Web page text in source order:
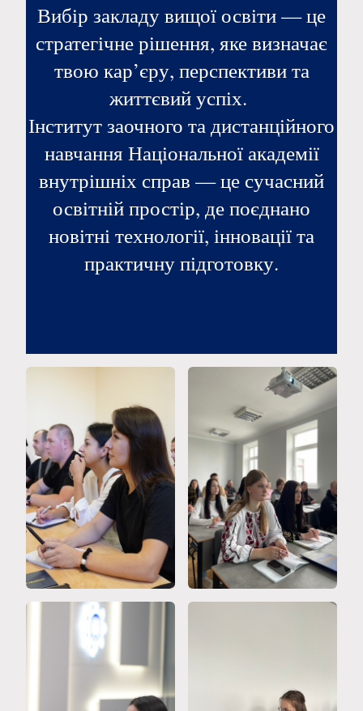
Вибір закладу вищої освіти — це
стратегічне рішення, яке визначає
твою кар’єру, перспективи та
життєвий успіх.
Інститут заочного та дистанційного
навчання Національної академії
внутрішніх справ — це сучасний
освітній простір, де поєднано
новітні технології, інновації та
практичну підготовку.